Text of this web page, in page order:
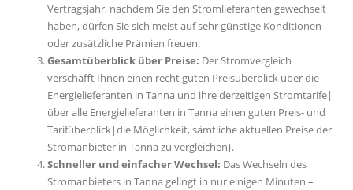
Vertragsjahr, nachdem Sie den Stromlieferanten gewechselt
haben, dürfen Sie sich meist auf sehr günstige Konditionen
oder zusätzliche Prämien freuen.
Gesamtüberblick über Preise: Der Stromvergleich
verschafft Ihnen einen recht guten Preisüberblick über die
Energielieferanten in Tanna und ihre derzeitigen Stromtarife|
über alle Energielieferanten in Tanna einen guten Preis- und
Tarifüberblick|die Möglichkeit, sämtliche aktuellen Preise der
Stromanbieter in Tanna zu vergleichen}.
Schneller und einfacher Wechsel: Das Wechseln des
Stromanbieters in Tanna gelingt in nur einigen Minuten –